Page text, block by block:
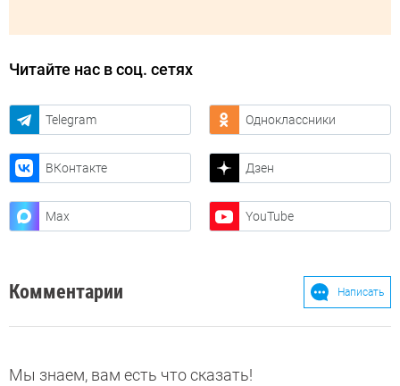
Читайте нас в соц. сетях
Telegram Одноклассники
ВКонтакте Дзен
Max YouTube
Комментарии Написать
Мы знаем, вам есть что сказать!